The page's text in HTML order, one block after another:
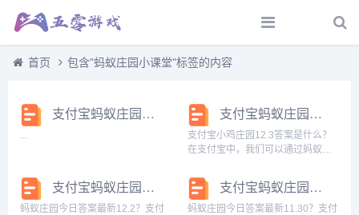
首页 包含"蚂蚁庄园小课堂"标签的内容
支付宝蚂蚁庄园小课堂2024年12月4日今日答案
...
支付宝蚂蚁庄园小课堂2024年12月3日今日答案
支付宝小鸡庄园12.3答案是什么？
在支付宝中，我们可以通过蚂蚁庄
饲料，我们可以使用饲料喂养小
鸡，那么小鸡庄园今天答案最新正
确答案2024.12.3是什么呢，下面一
支付宝蚂蚁庄园小课堂2024年12月2日今日答案
蚂蚁庄园今日答案最新12.2？支付
支付宝蚂蚁庄园小课堂2024年11月30日今日答案
蚂蚁庄园今日答案最新11.30？支付